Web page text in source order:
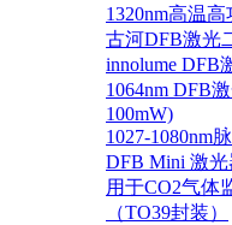
1320nm高温
古河DFB激光
innolume DFB
1064nm DFB
100mW)
1027-1080nm
DFB Mini 激光
用于CO2气体
（TO39封装）